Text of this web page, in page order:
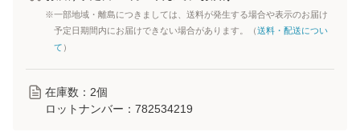
※一部地域・離島につきましては、送料が発生する場合や表示のお届け
予定日期間内にお届けできない場合があります。（送料・配送につい
て ）
在庫数： 2個
ロットナンバー： 782534219